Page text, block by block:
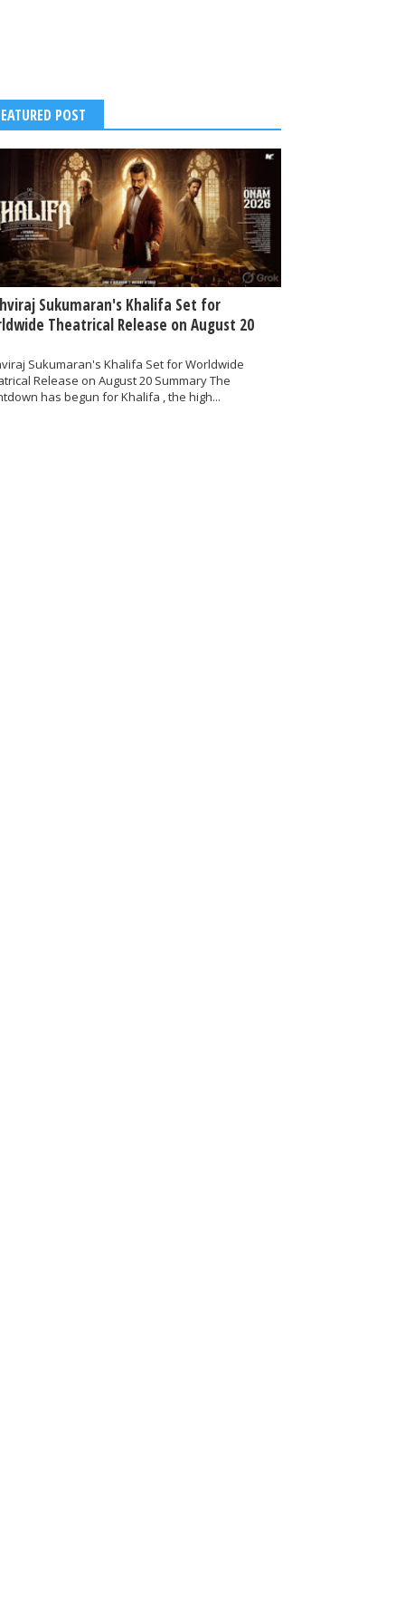
POST
Sukumaran's Khalifa Set for
Theatrical Release on August 20
Sukumaran's Khalifa Set for Worldwide
Release on August 20 Summary The
has begun for Khalifa , the high...